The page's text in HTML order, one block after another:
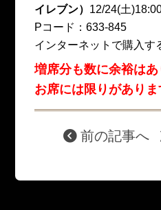
イレブン） 12/24(土
Pコード：633-845
インターネットで購入す
増席分も数に余裕はあ
お席には限りがありま
前の記事へ